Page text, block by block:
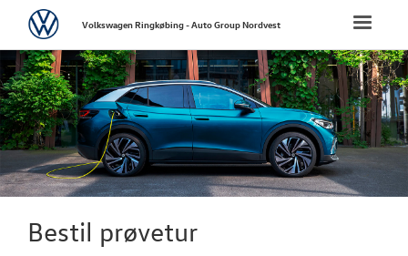
FORSIDE
NYE
Bestil
Toggle
VolkswagenVolkswagen Ringkøbing - Auto Group Nordvest
Bestil prøvetur